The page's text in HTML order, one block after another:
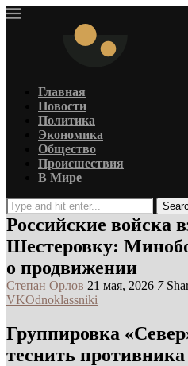
Главная
Новости
Политика
Экономика
Общество
Происшествия
В Мире
Российские войска
Шестеровку:
о продвижении
Степан Орлов 21 мая, 2026 7
VKOdnoklassniki
Группировка
теснить